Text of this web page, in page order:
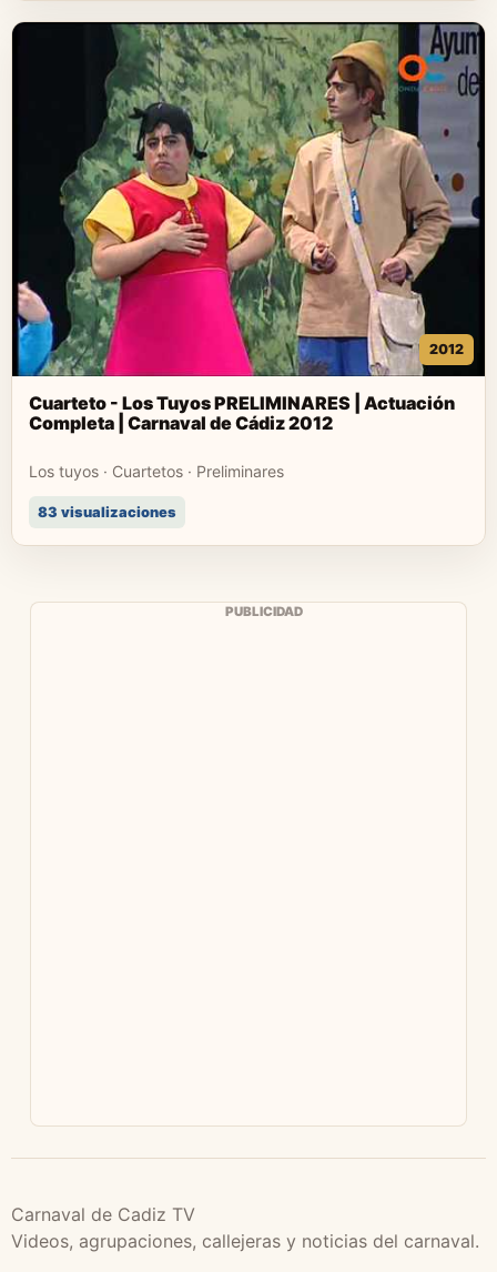
2012
Cuarteto - Los Tuyos PRELIMINARES | Actuación
Completa | Carnaval de Cádiz 2012
Los tuyos · Cuartetos · Preliminares
83 visualizaciones
PUBLICIDAD
Carnaval de Cadiz TV
Videos, agrupaciones, callejeras y noticias del carnaval.